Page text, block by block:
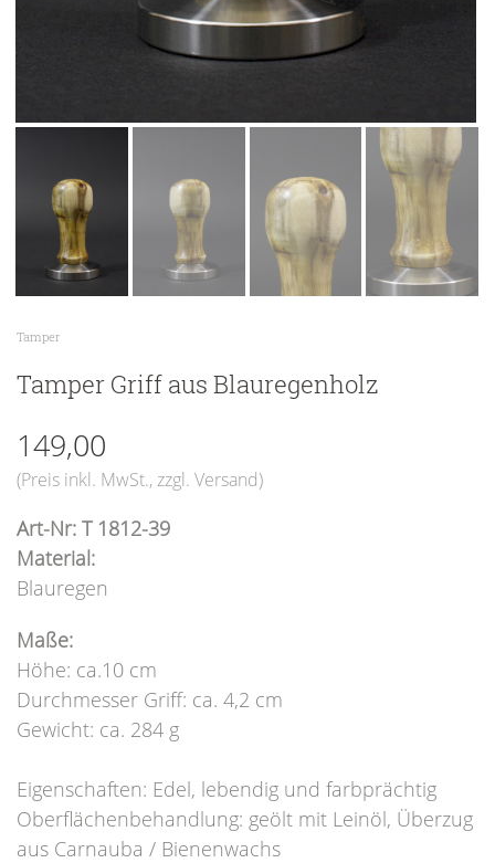
Tamper
Tamper Griff aus Blauregenholz
149,00
(Preis inkl. MwSt.,zzgl. Versand)
Art-Nr: T 1812-39
Material:
Blauregen
Maße:
Höhe: ca.10 cm
Durchmesser Griff: ca. 4,2 cm
Gewicht: ca. 284 g
Eigenschaften: Edel, lebendig und farbprächtig
Oberflächenbehandlung: geölt mit Leinöl, Überzug
aus Carnauba / Bienenwachs